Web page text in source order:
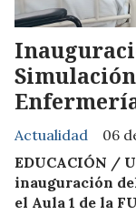
Actualidad
06
EDUCACIÓN /
inauguración
el Aula 1 de la